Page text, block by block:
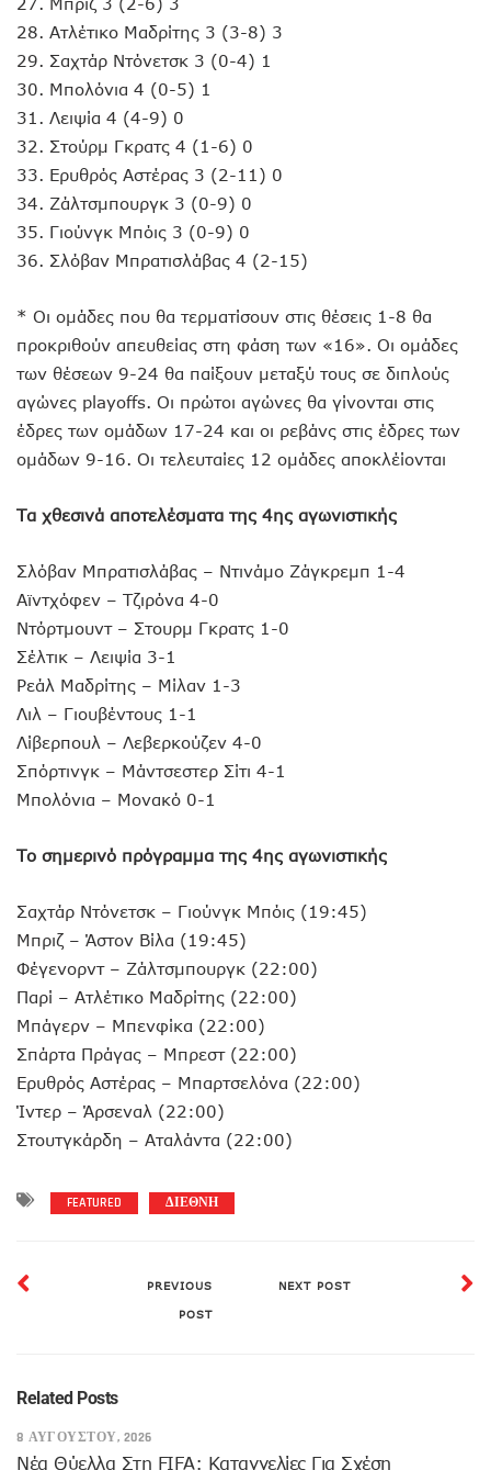
28. Ατλέτικο Μαδρίτης 3 (3-8) 3
29. Σαχτάρ Ντόνετσκ 3 (0-4) 1
30. Μπολόνια 4 (0-5) 1
31. Λειψία 4 (4-9) 0
32. Στούρμ Γκρατς 4 (1-6) 0
33. Ερυθρός Αστέρας 3 (2-11) 0
34. Ζάλτσμπουργκ 3 (0-9) 0
35. Γιούνγκ Μπόις 3 (0-9) 0
36. Σλόβαν Μπρατισλάβας 4 (2-15)
* Οι ομάδες που θα τερματίσουν στις θέσεις 1-8 θα
προκριθούν απευθείας στη φάση των «16». Οι ομάδες
των θέσεων 9-24 θα παίξουν μεταξύ τους σε διπλούς
αγώνες playoffs. Οι πρώτοι αγώνες θα γίνονται στις
έδρες των ομάδων 17-24 και οι ρεβάνς στις έδρες των
ομάδων 9-16. Οι τελευταίες 12 ομάδες αποκλέίονται
Τα χθεσινά αποτελέσματα της 4ης αγωνιστικής
Σλόβαν Μπρατισλάβας – Ντινάμο Ζάγκρεμπ 1-4
Αϊντχόφεν – Τζιρόνα 4-0
Ντόρτμουντ – Στουρμ Γκρατς 1-0
Σέλτικ – Λειψία 3-1
Ρεάλ Μαδρίτης – Μίλαν 1-3
Λιλ – Γιουβέντους 1-1
Λίβερπουλ – Λεβερκούζεν 4-0
Σπόρτινγκ – Μάντσεστερ Σίτι 4-1
Μπολόνια – Μονακό 0-1
Το σημερινό πρόγραμμα της 4ης αγωνιστικής
Σαχτάρ Ντόνετσκ – Γιούνγκ Μπόις (19:45)
Μπριζ – Άστον Βίλα (19:45)
Φέγενορντ – Ζάλτσμπουργκ (22:00)
Παρί – Ατλέτικο Μαδρίτης (22:00)
Μπάγερν – Μπενφίκα (22:00)
Σπάρτα Πράγας – Μπρεστ (22:00)
Ερυθρός Αστέρας – Μπαρτσελόνα (22:00)
Ίντερ – Άρσεναλ (22:00)
Στουτγκάρδη – Αταλάντα (22:00)
FEATURED ΔΙΕΘΝΗ
PREVIOUS
POST
NEXT POST
Related Posts
8 ΑΥΓΟΎΣΤΟΥ, 2026
Νέα Θύελλα Στη FIFA: Καταγγελίες Για Σχέση